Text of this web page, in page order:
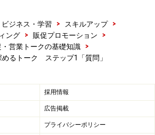
3回行ったら、「フリー質問」
つけたら、今度は「フリー質問」を
に話すことができるように誘導する
ビジネス・学習 > スキルアップ
>
ング
> 販促プロモーション
>
・営業トークの基礎知識
>
めるトーク ステップ1「質問」
採用情報
広告掲載
プライバシーポリシー